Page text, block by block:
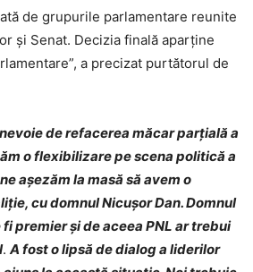
de grupurile parlamentare reunite
și Senat. Decizia finală aparține
a precizat purtătorul de
de refacerea măcar parțială a
o flexibilizare pe scena politică a
așezăm la masă să avem o
cu domnul Nicușor Dan. Domnul
premier și de aceea PNL ar trebui
. A fost o lipsă de dialog a liderilor